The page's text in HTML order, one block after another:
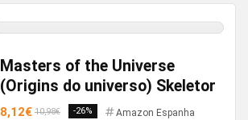
Masters of the Universe
(Origins do universo) Skeletor
8,12€ 10,98€ -26% Amazon Espanha